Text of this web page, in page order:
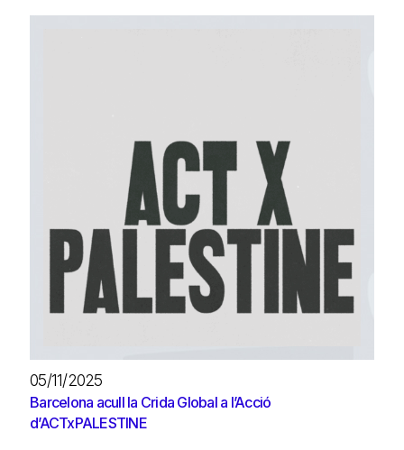
05/11/2025
Barcelona acull la Crida Global a l’Acció
d’ACTxPALESTINE